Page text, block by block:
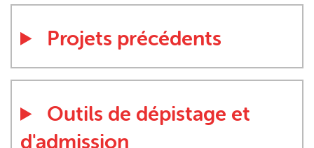
Projets précédents
Outils de dépistage et
d'admission